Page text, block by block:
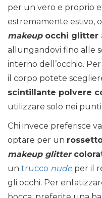
per un vero e proprio
estremamente estivo,
makeupocchi glitter
allungandovi fino alle
interno dell’occhio.
il corpo potete
scintillante polvere
utilizzare solo nei
Chi invece preferisce
optare per un
makeup glitter
un trucco nude per il
gli occhi. Per